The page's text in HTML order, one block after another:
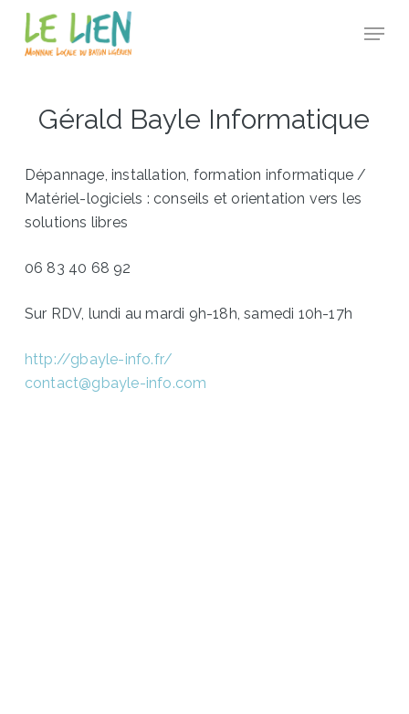
Panneau de gestion des cookies
Skip
main
Menu
Gérald Bayle Informatique
Dépannage, installation, formation informatique /
Matériel-logiciels : conseils et orientation vers les
solutions libres
06 83 40 68 92
Sur RDV, lundi au mardi 9h-18h, samedi 10h-17h
http://gbayle-info.fr/
contact@gbayle-info.com